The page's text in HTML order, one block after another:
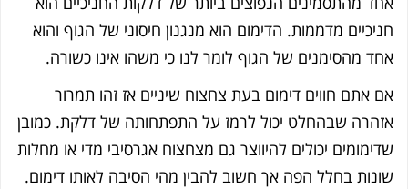
מדממות. הדימום הוא מנגנון חיסוני של הגוף והוא
מהסימנים של הגוף לומר לנו כי משהו אינו כשורה.
אתם חווים דימום בעת צחצוח שיניים אז זהו תמרור
שבהחלט יכול לרמז על התפתחותה של דלקת. כמובן
יכולים להיווצר גם מצחצוח אגרסיבי מדי או מחלות
בחלל הפה אך חשוב להבין מהי הסיבה לאותו דימום.